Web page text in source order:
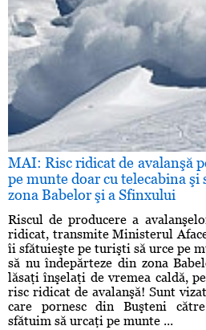
MAI: Risc ridicat de avalanşă
pe munte doar cu telecabina
zona Babelor şi a Sfinxului
Riscul de producere a
ridicat, transmite Ministerul
îi sfătuieşte pe turişti să urce pe
să nu îndepărteze din zona
lăsaţi înşelaţi de vremea caldă,
risc ridicat de avalanşă! Sunt
care pornesc din Buşteni
sfătuim să urcaţi pe munte ...